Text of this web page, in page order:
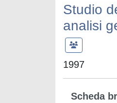
Studio
analisi
1997
Scheda